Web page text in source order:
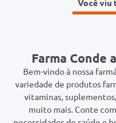
Você viu
Farma Conde
Bem-vindo à nossa
variedade de produtos
vitaminas,
muito mais. Conte